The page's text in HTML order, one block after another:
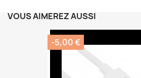
VOUS AIMEREZ AUSSI
-5,00 €